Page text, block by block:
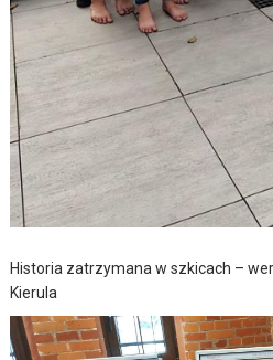
Historia zatrzymana w szkicach –
Kierula